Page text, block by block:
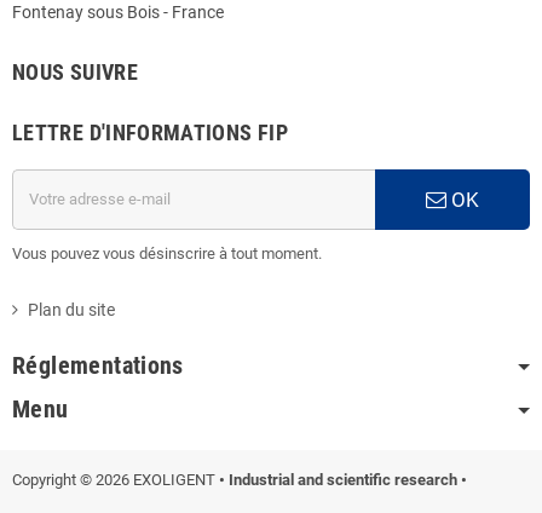
Fontenay sous Bois - France
NOUS SUIVRE
LETTRE D'INFORMATIONS FIP
OK
Vous pouvez vous désinscrire à tout moment.
Plan du site
Réglementations
Menu
Copyright © 2026 EXOLIGENT • Industrial and scientific research •